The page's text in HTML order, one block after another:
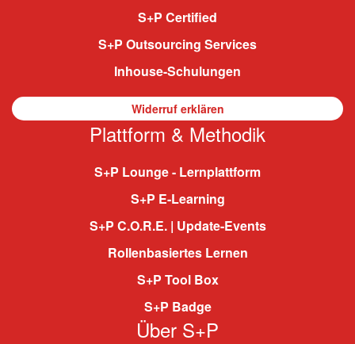
S+P Certified
S+P Outsourcing Services
Inhouse-Schulungen
Widerruf erklären
Plattform & Methodik
S+P Lounge - Lernplattform
S+P E-Learning
S+P C.O.R.E. | Update-Events
Rollenbasiertes Lernen
S+P Tool Box
S+P Badge
Über S+P